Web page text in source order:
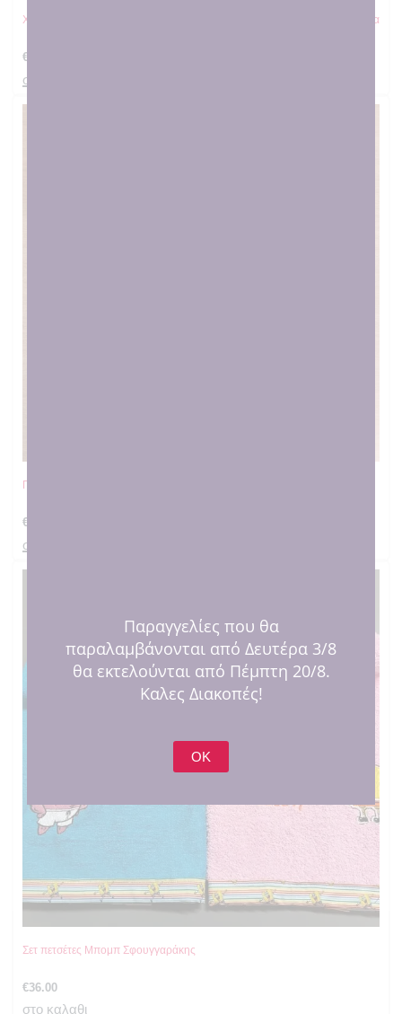
Χειροποίητο Σετ Μπάνιου – Πετσέτα Προσώπου & Γάντι Ροζ Κουκουβάγια
€
στο καλαθι
Πετσέτα Προσώπου Παιδική – Δεινόσαυρος
€
στο καλαθι
Σετ πετσέτες Μπομπ Σφουγγαράκης
€36.00
στο καλαθι
Παραγγελίες που θα
παραλαμβάνονται από Δευτέρα 3/8
θα εκτελούνται από Πέμπτη 20/8.
Καλες Διακοπές!
OK